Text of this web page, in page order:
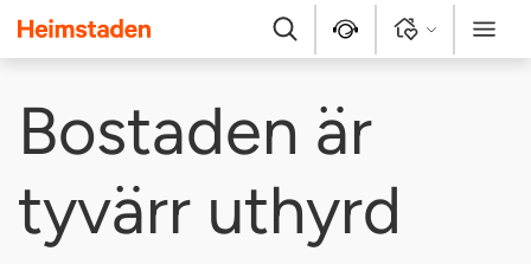
Heimstaden
Sök Kontakt Logga in Meny
Bostaden är
tyvärr uthyrd